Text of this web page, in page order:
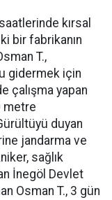
kırsal
bir fabrikanın
T.,
gidermek için
çalışma yapan
metre
duyan
jandarma ve
sağlık
İnegöl Devlet
Osman T., 3 gün